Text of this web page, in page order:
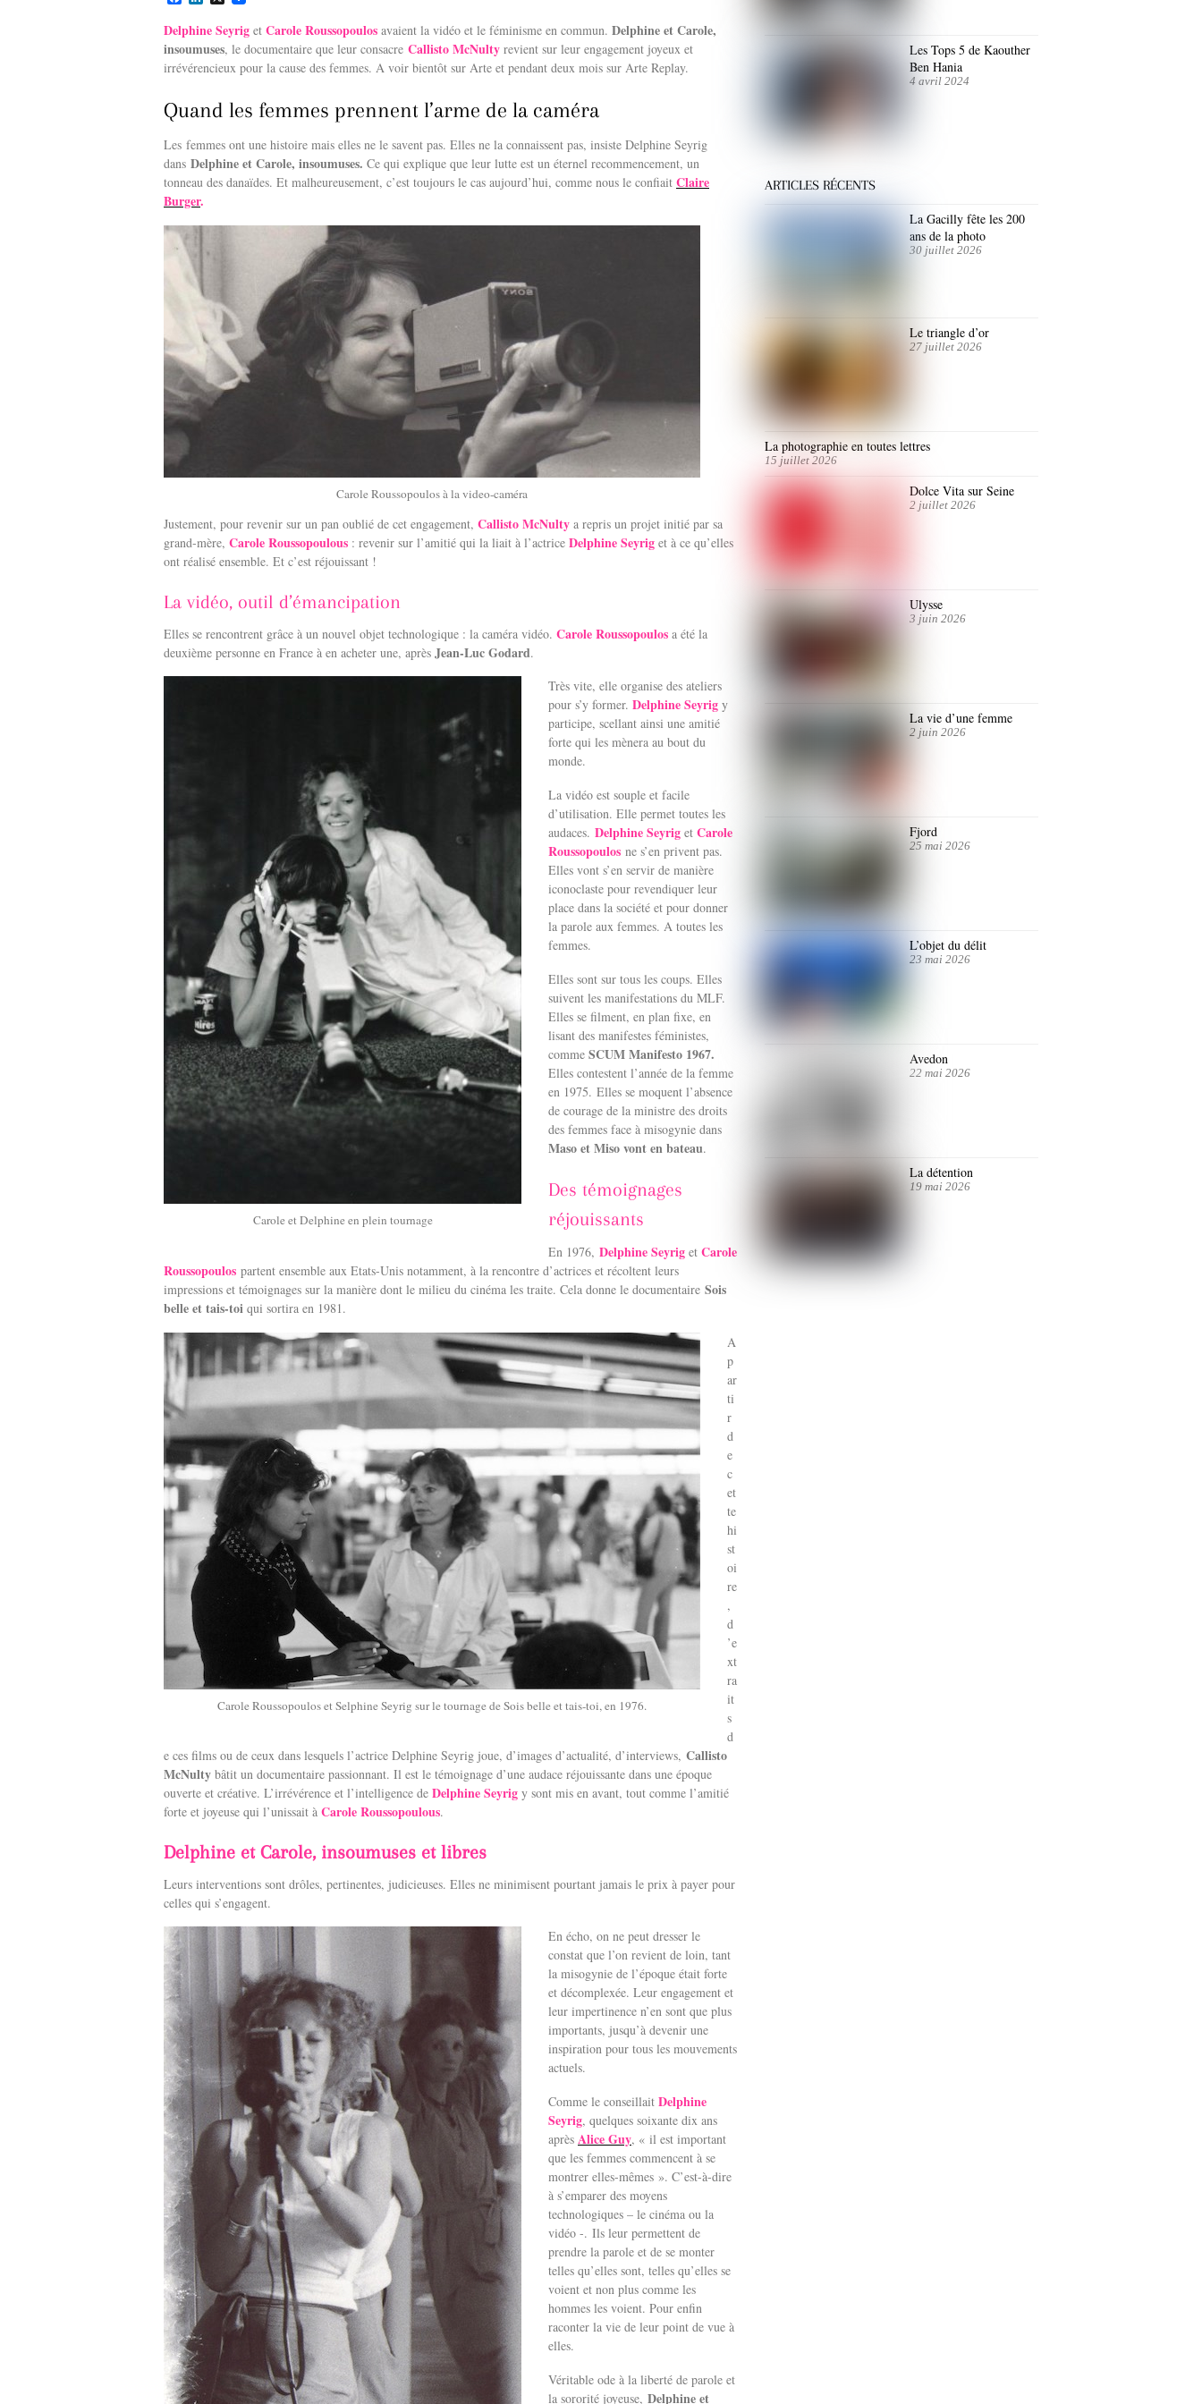
c
e
b
o
n
k
e
d
Delphine Seyrig et Carole Roussopoulos avaient la vidéo et le féminisme en commun. Delphine et Carole,
insoumuses, le documentaire que leur consacre Callisto McNulty revient sur leur engagement joyeux et
irrévérencieux pour la cause des femmes. A voir bientôt sur Arte et pendant deux mois sur Arte Replay.
Quand les femmes prennent l’arme de la caméra
Les femmes ont une histoire mais elles ne le savent pas. Elles ne la connaissent pas, insiste Delphine Seyrig
dans Delphine et Carole, insoumuses. Ce qui explique que leur lutte est un éternel recommencement, un
tonneau des danaïdes. Et malheureusement, c’est toujours le cas aujourd’hui, comme nous le confiait Claire
Burger.
Carole Roussopoulos à la video-caméra
Justement, pour revenir sur un pan oublié de cet engagement, Callisto McNulty a repris un projet initié par sa
grand-mère, Carole Roussopoulous : revenir sur l’amitié qui la liait à l’actrice Delphine Seyrig et à ce qu’elles
ont réalisé ensemble. Et c’est réjouissant !
La vidéo, outil d’émancipation
Elles se rencontrent grâce à un nouvel objet technologique : la caméra vidéo. Carole Roussopoulos a été la
deuxième personne en France à en acheter une, après Jean-Luc Godard.
Carole et Delphine en plein tournage
Très vite, elle organise des ateliers
pour s’y former. Delphine Seyrig y
participe, scellant ainsi une amitié
forte qui les mènera au bout du
monde.
La vidéo est souple et facile
d’utilisation. Elle permet toutes les
audaces. Delphine Seyrig et Carole
Roussopoulos ne s’en privent pas.
Elles vont s’en servir de manière
iconoclaste pour revendiquer leur
place dans la société et pour donner
la parole aux femmes. A toutes les
femmes.
Elles sont sur tous les coups. Elles
suivent les manifestations du MLF.
Elles se filment, en plan fixe, en
lisant des manifestes féministes,
comme SCUM Manifesto 1967.
Elles contestent l’année de la femme
en 1975. Elles se moquent l’absence
de courage de la ministre des droits
des femmes face à misogynie dans
Maso et Miso vont en bateau.
Des témoignages
réjouissants
En 1976, Delphine Seyrig et Carole
Roussopoulos partent ensemble aux Etats-Unis notamment, à la rencontre d’actrices et récoltent leurs
impressions et témoignages sur la manière dont le milieu du cinéma les traite. Cela donne le documentaire Sois
belle et tais-toi qui sortira en 1981.
Carole Roussopoulos et Selphine Seyrig sur le tournage de Sois belle et tais-toi, en 1976.
A
p
ar
ti
r
d
e
c
et
te
hi
st
oi
re
,
d
’e
xt
ra
it
s
d
e ces films ou de ceux dans lesquels l’actrice Delphine Seyrig joue, d’images d’actualité, d’interviews, Callisto
McNulty bâtit un documentaire passionnant. Il est le témoignage d’une audace réjouissante dans une époque
ouverte et créative. L’irrévérence et l’intelligence de Delphine Seyrig y sont mis en avant, tout comme l’amitié
forte et joyeuse qui l’unissait à Carole Roussopoulous.
Delphine et Carole, insoumuses et libres
Leurs interventions sont drôles, pertinentes, judicieuses. Elles ne minimisent pourtant jamais le prix à payer pour
celles qui s’engagent.
En écho, on ne peut dresser le
constat que l’on revient de loin, tant
la misogynie de l’époque était forte
et décomplexée. Leur engagement et
leur impertinence n’en sont que plus
importants, jusqu’à devenir une
inspiration pour tous les mouvements
actuels.
Comme le conseillait Delphine
Seyrig, quelques soixante dix ans
après Alice Guy, « il est important
que les femmes commencent à se
montrer elles-mêmes ». C’est-à-dire
à s’emparer des moyens
technologiques – le cinéma ou la
vidéo -. Ils leur permettent de
prendre la parole et de se monter
telles qu’elles sont, telles qu’elles se
voient et non plus comme les
hommes les voient. Pour enfin
raconter la vie de leur point de vue à
elles.
Véritable ode à la liberté de parole et
la sororité joyeuse, Delphine et
Les Tops 5 de Kaouther
Ben Hania
4 avril 2024
ARTICLES RÉCENTS
La Gacilly fête les 200
ans de la photo
30 juillet 2026
Le triangle d’or
27 juillet 2026
La photographie en toutes lettres
15 juillet 2026
Dolce Vita sur Seine
2 juillet 2026
Ulysse
3 juin 2026
La vie d’une femme
2 juin 2026
Fjord
25 mai 2026
L’objet du délit
23 mai 2026
Avedon
22 mai 2026
La détention
19 mai 2026